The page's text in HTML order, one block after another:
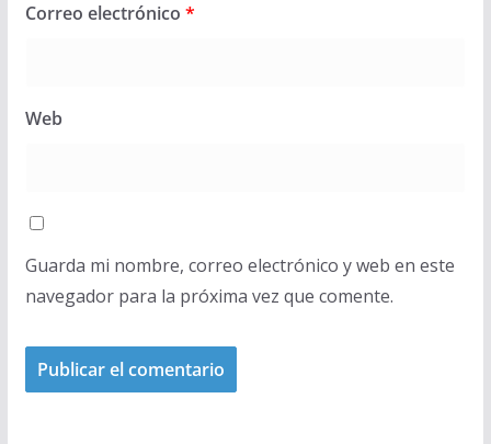
Correo electrónico *
Web
Guarda mi nombre, correo electrónico y web en este
navegador para la próxima vez que comente.